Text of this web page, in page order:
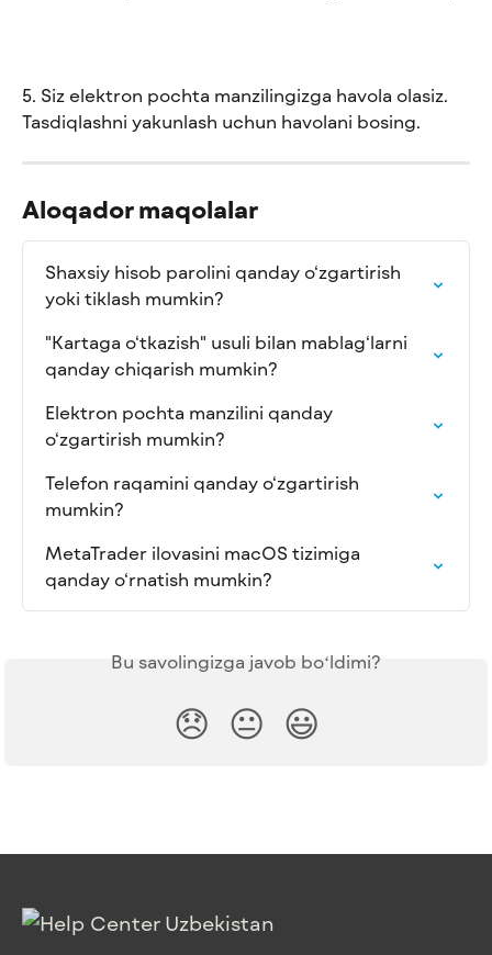
5. Siz elektron pochta manzilingizga havola olasiz.
Tasdiqlashni yakunlash uchun havolani bosing.
Aloqador maqolalar
Shaxsiy hisob parolini qanday o‘zgartirish
yoki tiklash mumkin?
"Kartaga o‘tkazish" usuli bilan mablag‘larni
qanday chiqarish mumkin?
Elektron pochta manzilini qanday
o‘zgartirish mumkin?
Telefon raqamini qanday o‘zgartirish
mumkin?
MetaTrader ilovasini macOS tizimiga
qanday o‘rnatish mumkin?
Bu savolingizga javob boʻldimi?
😞 😐 😃